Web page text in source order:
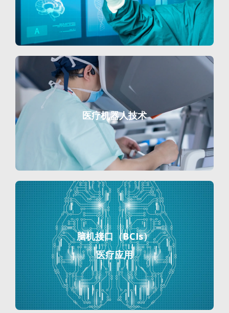
医疗机器人技术
脑机接口（BCIs）
医疗应用